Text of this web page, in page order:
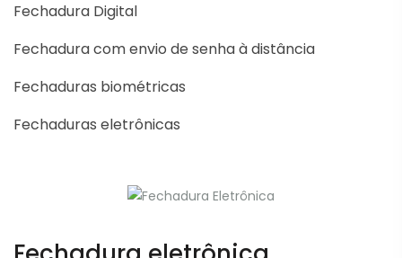
Fechadura Digital
Fechadura com envio de senha à distância
Fechaduras biométricas
Fechaduras eletrônicas